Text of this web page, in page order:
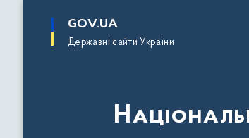
основного
GOV.UA
Державні сайти України